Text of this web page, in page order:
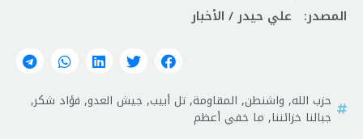
المصدر: علي حيدر / الأخبار
حزب الله, واشنطن, المقاومة,تل أبيب, جيش العدو, فؤاد شكر,
جبالنا خزائننا, ما خفي أعظم